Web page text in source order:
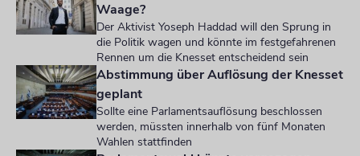
Waage?
Der Aktivist Yoseph Haddad will den Sprung in
die Politik wagen und könnte im festgefahrenen
Rennen um die Knesset entscheidend sein
Abstimmung über Auflösung der Knesset
geplant
Sollte eine Parlamentsauflösung beschlossen
werden, müssten innerhalb von fünf Monaten
Wahlen stattfinden